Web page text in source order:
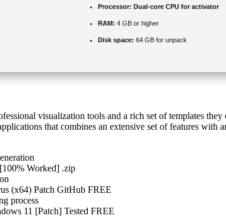
Processor: Dual-core CPU for activator
RAM: 4 GB or higher
Disk space: 64 GB for unpack
visualization tools and a rich set of templates
that combines an extensive set of features
Worked] .zip
(x64) Patch GitHub FREE
process
11 [Patch] Tested FREE